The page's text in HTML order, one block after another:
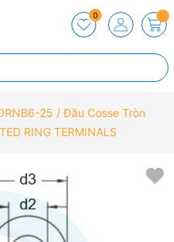
0
25 / Đầu Cosse Tròn
RING TERMINALS